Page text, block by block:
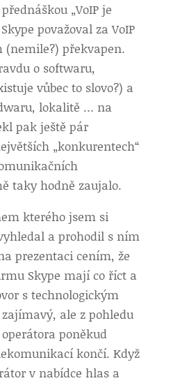
„VoIP je
považoval za VoIP
(nemile?) překvapen.
o softwaru,
vůbec to slovo?) a
lokalitě … na
pak ještě pár
„konkurentech“
taky hodně zaujalo.
kterého jsem si
a prohodil s ním
prezentaci cením, že
Skype mají co říct a
s technologickým
ale z pohledu
poněkud
končí. Když
v nabídce hlas a